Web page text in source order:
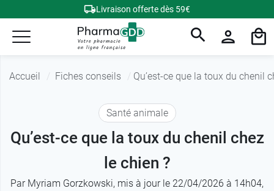
Livraison offerte dès 59€
Accueil Fiches conseils Qu’est-ce que la toux du chenil
Santé animale
Qu’est-ce que la toux du chenil chez
le chien ?
Par Myriam Gorzkowski, mis à jour le 22/04/2026 à 14h04,